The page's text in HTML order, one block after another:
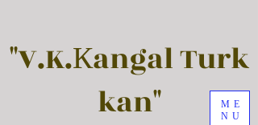
"V.K.Кangal Turk
kan"
ME
NU